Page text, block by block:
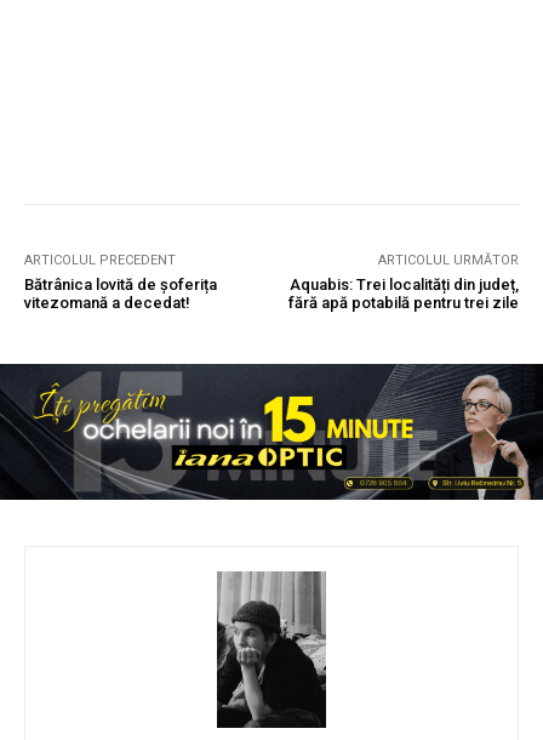
ARTICOLUL PRECEDENT
Bătrânica lovită de șoferița
vitezomană a decedat!
ARTICOLUL URMĂTOR
Aquabis: Trei localități din județ,
fără apă potabilă pentru trei zile